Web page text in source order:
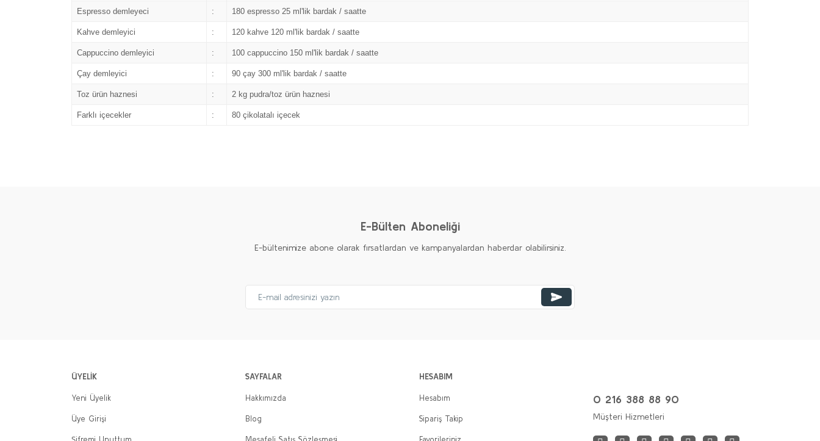
Espresso demleyeci : 180 espresso 25 ml'lik bardak / saatte
Kahve demleyici : 120 kahve 120 ml'lik bardak / saatte
Cappuccino demleyici : 100 cappuccino 150 ml'lik bardak / saatte
Çay demleyici : 90 çay 300 ml'lik bardak / saatte
Toz ürün haznesi : 2 kg pudra/toz ürün haznesi
Farklı içecekler : 80 çikolatalı içecek
E-Bülten Aboneliği
E-bültenimize abone olarak fırsatlardan ve kampanyalardan haberdar olabilirsiniz.
ÜYELİK
Yeni Üyelik
Üye Girişi
SAYFALAR
Hakkımızda
Blog
HESABIM
Hesabım
Sipariş Takip
0 216 388 88 90
Müşteri Hizmetleri